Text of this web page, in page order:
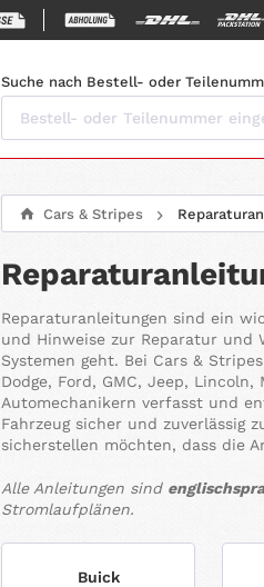
Suche nach Bestell- oder
Cars & Stripes
Reparaturanleitungen sind ein
und Hinweise zur Reparatur und
Systemen geht. Bei Cars &
Dodge, Ford, GMC, Jeep,
Automechanikern verfasst und
Fahrzeug sicher und zuverlässig
sicherstellen möchten, dass die
Alle Anleitungen sind
Stromlaufplänen.
Buick